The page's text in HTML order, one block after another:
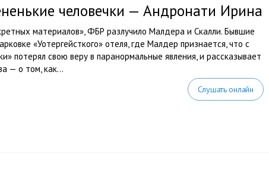
человечки — Андронати Ирина
материалов», ФБР разлучило Малдера и Скалли. Бывшие
«Уотергейсткого» отеля, где Малдер признается, что с
потерял свою веру в паранормальные явления, и рассказывает
— о том, как...
Слушать онлайн